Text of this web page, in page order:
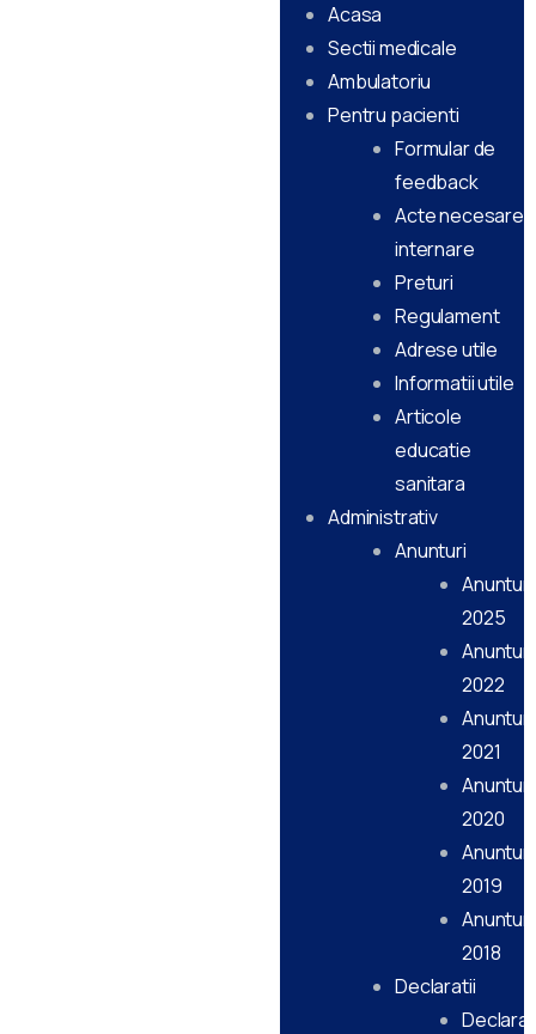
Acasa
Sectii medicale
Ambulatoriu
Pentru pacienti
Formular de
feedback
Acte necesare
internare
Preturi
Regulament
Adrese utile
Informatii utile
Articole
educatie
sanitara
Administrativ
Anunturi
Anunturi
2025
Anunturi
2022
Anunturi
2021
Anunturi
2020
Anunturi
2019
Anunturi
2018
Declaratii